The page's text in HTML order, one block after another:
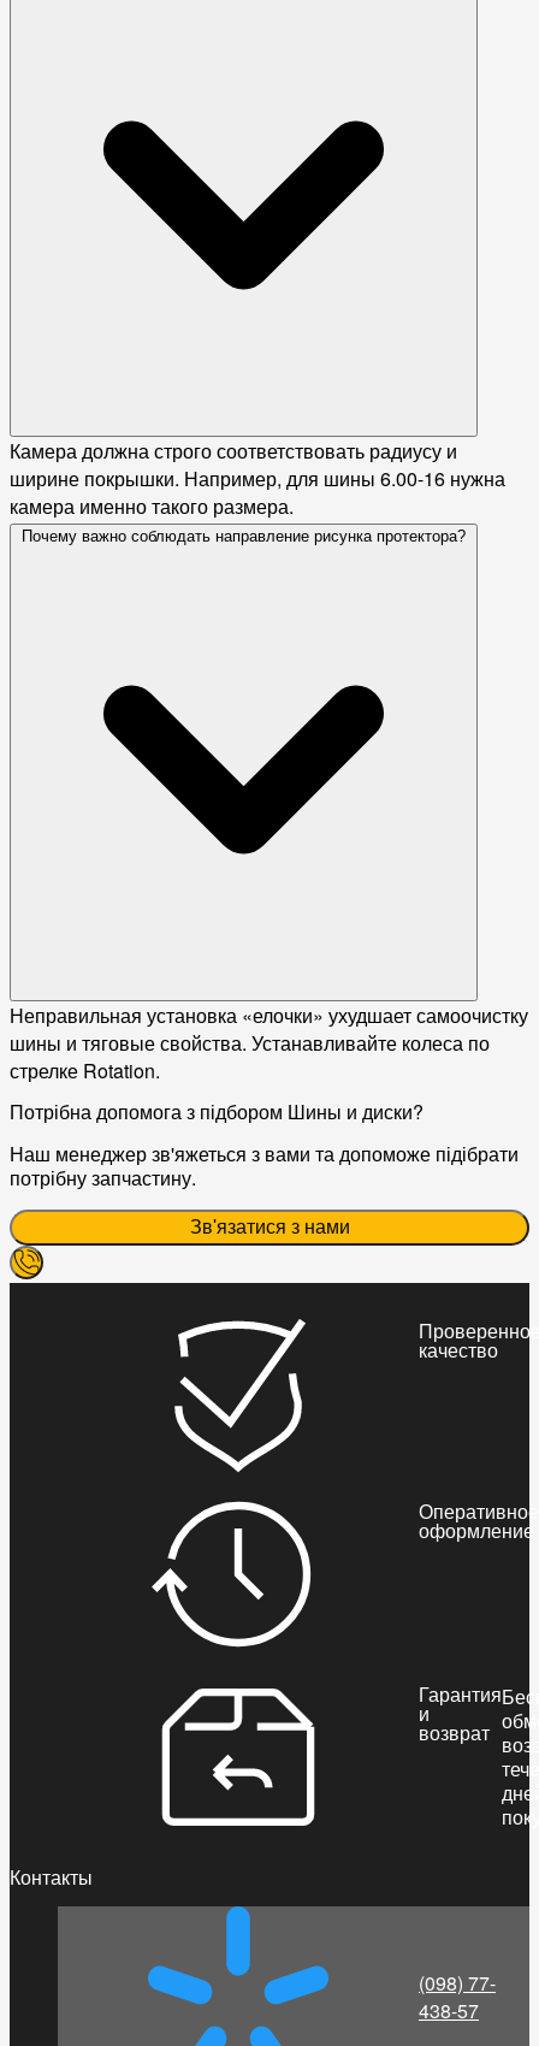
Камера должна строго соответствовать радиусу и
ширине покрышки. Например, для шины 6.00-16 нужна
камера именно такого размера.
Почему важно соблюдать направление рисунка протектора?
Неправильная установка «елочки» ухудшает самоочистку
шины и тяговые свойства. Устанавливайте колеса по
стрелке Rotation.
Потрібна допомога з підбором Шины и диски?
Наш менеджер зв'яжеться з вами та допоможе підібрати
потрібну запчастину.
Зв'язатися з нами
качество
Оперативное
оформление
Гарантия
и
возврат
Контакты
(098) 77-
438-57